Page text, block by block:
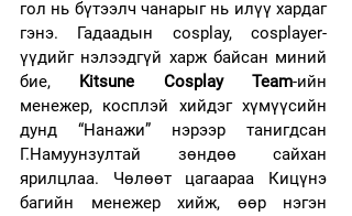
гол нь бүтээлч чанарыг нь илүү хардаг
гэнэ. Гадаадын cosplay, cosplayer-
үүдийг нэлээдгүй харж байсан миний
бие, Kitsune Cosplay Team-ийн
менежер, косплэй хийдэг хүмүүсийн
дунд “Нанажи” нэрээр танигдсан
Г.Намуунзултай зөндөө сайхан
ярилцлаа. Чөлөөт цагаараа Кицүнэ
багийн менежер хийж, өөр нэгэн